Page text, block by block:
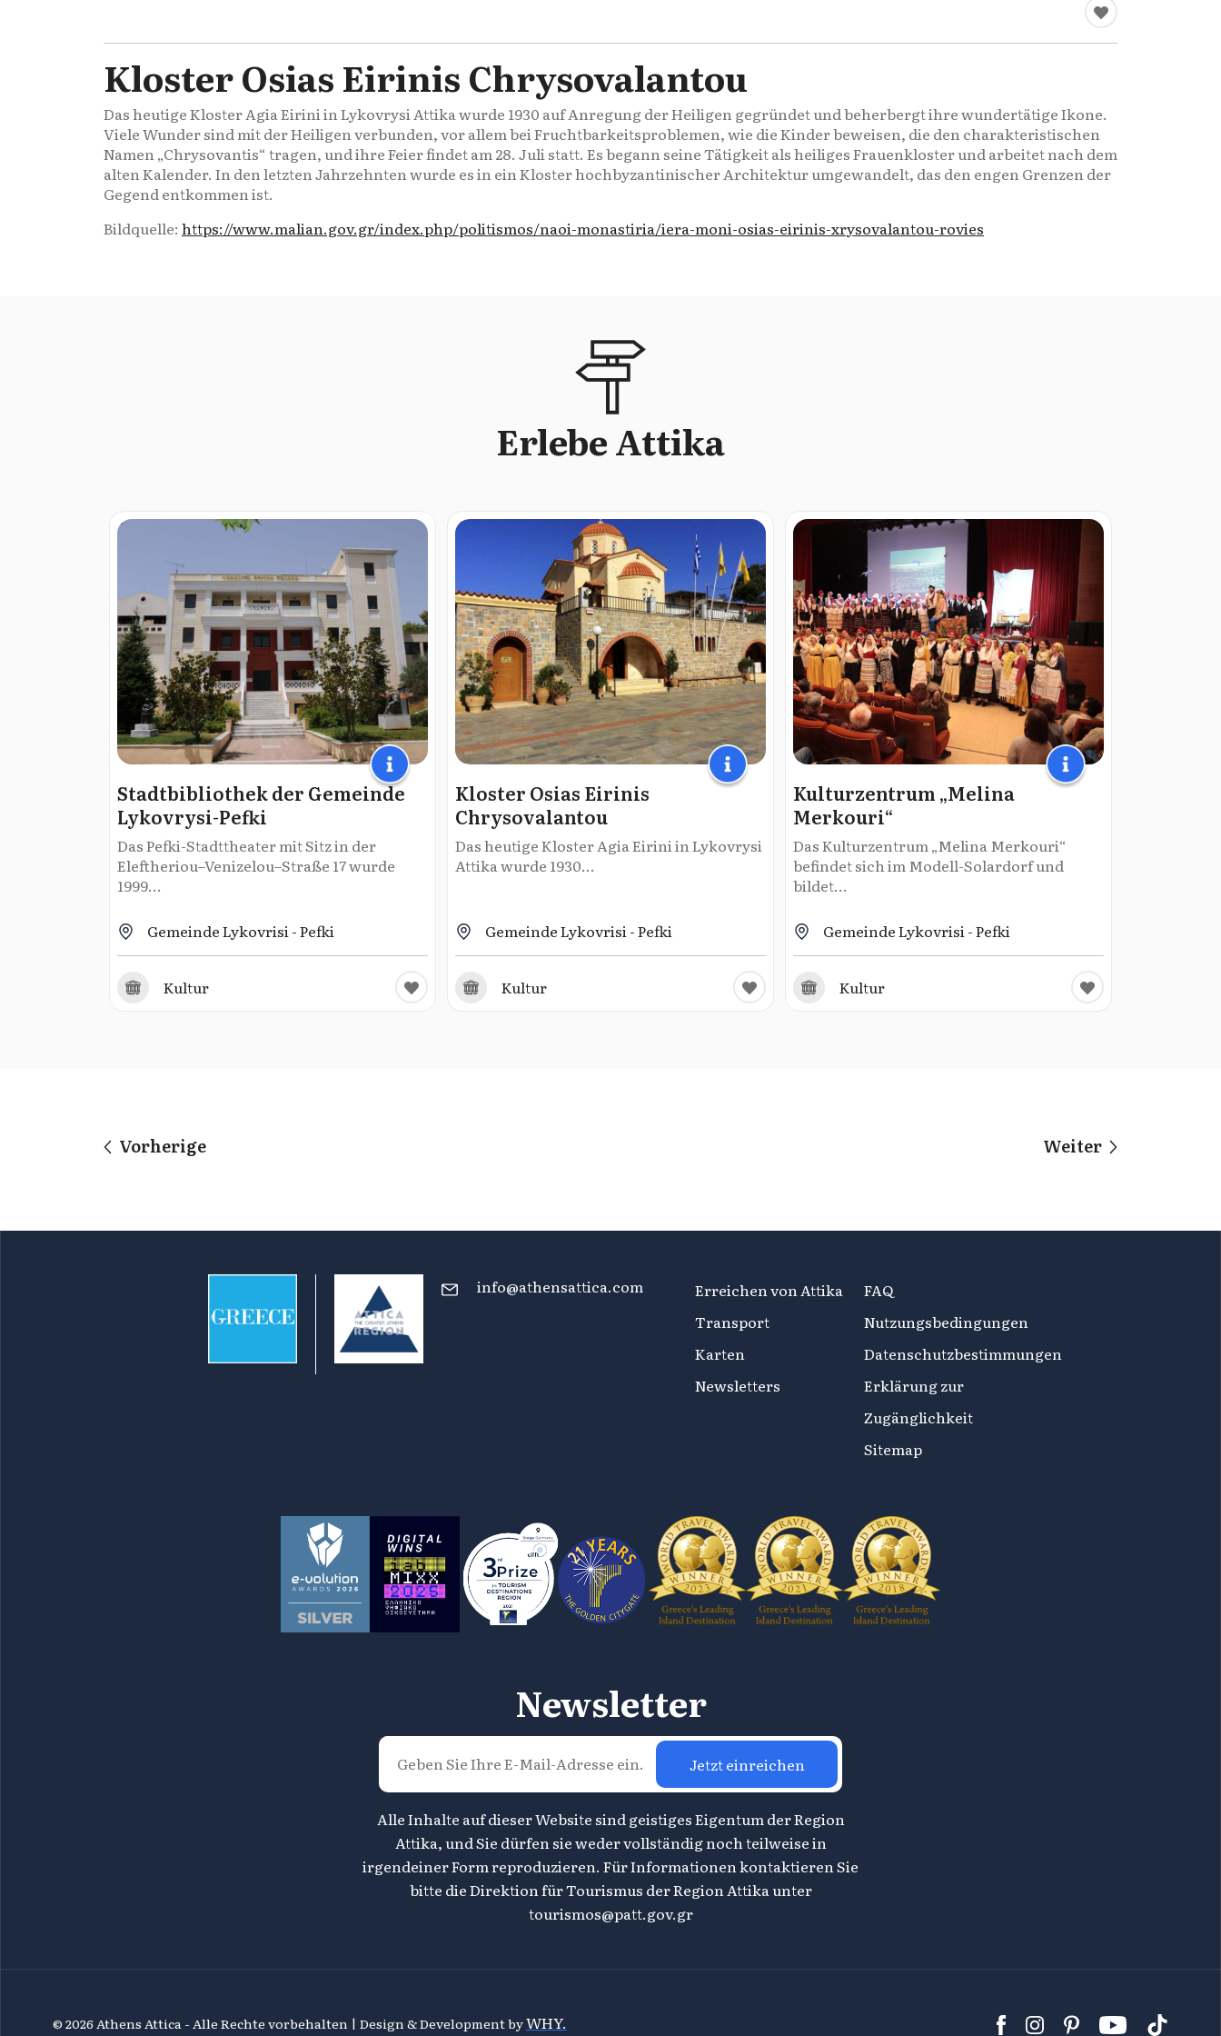
Kloster Osias Eirinis Chrysovalantou
Das heutige Kloster Agia Eirini in Lykovrysi Attika wurde 1930 auf Anregung der Heiligen gegründet und beherbergt ihre wundertätige Ikone.
Viele Wunder sind mit der Heiligen verbunden, vor allem bei Fruchtbarkeitsproblemen, wie die Kinder beweisen, die den charakteristischen
Namen „Chrysovantis“ tragen, und ihre Feier findet am 28. Juli statt. Es begann seine Tätigkeit als heiliges Frauenkloster und arbeitet nach dem
alten Kalender. In den letzten Jahrzehnten wurde es in ein Kloster hochbyzantinischer Architektur umgewandelt, das den engen Grenzen der
Gegend entkommen ist.
Bildquelle: https://www.malian.gov.gr/index.php/politismos/naoi-monastiria/iera-moni-osias-eirinis-xrysovalantou-rovies
Erlebe Attika
Stadtbibliothek der Gemeinde
Lykovrysi-Pefki
Das Pefki-Stadttheater mit Sitz in der
Eleftheriou–Venizelou–Straße 17 wurde
1999...
Gemeinde Lykovrisi - Pefki
Kultur
Kloster Osias Eirinis
Chrysovalantou
Das heutige Kloster Agia Eirini in Lykovrysi
Attika wurde 1930...
Gemeinde Lykovrisi - Pefki
Kultur
Kulturzentrum „Melina
Merkouri“
Das Kulturzentrum „Melina Merkouri“
befindet sich im Modell-Solardorf und
bildet...
Gemeinde Lykovrisi - Pefki
Kultur
Vorherige Weiter
info@athensattica.com
Erreichen von Attika
Transport
Karten
Newsletters
FAQ
Nutzungsbedingungen
Datenschutzbestimmungen
Erklärung zur
Zugänglichkeit
Sitemap
Newsletter
Jetzt einreichen
Alle Inhalte auf dieser Website sind geistiges Eigentum der Region
Attika, und Sie dürfen sie weder vollständig noch teilweise in
irgendeiner Form reproduzieren. Für Informationen kontaktieren Sie
bitte die Direktion für Tourismus der Region Attika unter
tourismos@patt.gov.gr
© 2026 Athens Attica - Alle Rechte vorbehalten | Design & Development byWHY.